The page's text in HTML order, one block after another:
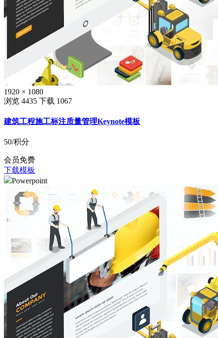
1920 × 1080
浏览 4435 下载 1067
建筑工程施工标注质量管理Keynote模板
50/积分
会员免费
下载模板
Powerpoint